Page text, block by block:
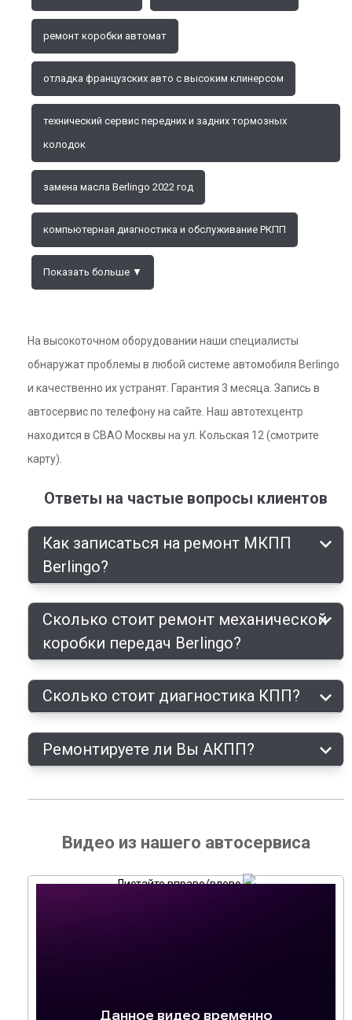
ремонт коробки автомат
отладка французских авто с высоким клинерсом
технический сервис передних и задних тормозных
колодок
замена масла Berlingo 2022 год
компьютерная диагностика и обслуживание РКПП
Показать больше ▼
На высокоточном оборудовании наши специалисты
обнаружат проблемы в любой системе автомобиля Berlingo
и качественно их устранят. Гарантия 3 месяца. Запись в
автосервис по телефону на сайте. Наш автотехцентр
находится в СВАО Москвы на ул. Кольская 12 (смотрите
карту).
Ответы на частые вопросы клиентов
Как записаться на ремонт МКПП
Berlingo?
Сколько стоит ремонт механической
коробки передач Berlingo?
Сколько стоит диагностика КПП?
Ремонтируете ли Вы АКПП?
Видео из нашего автосервиса
Листайте вправо/влево